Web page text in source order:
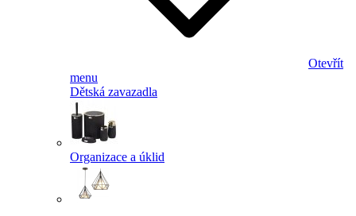
Otevřít
menu
Dětská zavazadla
Organizace a úklid